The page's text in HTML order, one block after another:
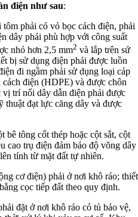
điện như sau:
phải có vỏ bọc cách điện, phải
dây phải phù hợp với công suất
nhỏ hơn 2,5 mm2 và lắp trên sứ
bị sử dụng điện phải được luồn
đi ngầm phải sử dụng loại cáp
điện (HDPE) và được chôn
vị trí nối dây dẫn điện phải được
thuật đạt lực căng dây và được
bê tông cốt thép hoặc cột sắt, cột
cao trụ điện đảm bảo độ võng dây
tính từ mặt đất tự nhiên.
cơ điện) phải ở nơi khô ráo; thiết
cọc tiếp đất theo quy định.
đặt ở nơi khô ráo có tủ bảo vệ,